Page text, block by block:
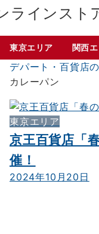
東京エリア 関西
デパート・百貨店
カレーパン
東京エリア
京王百貨店「
催！
2024年10月20日